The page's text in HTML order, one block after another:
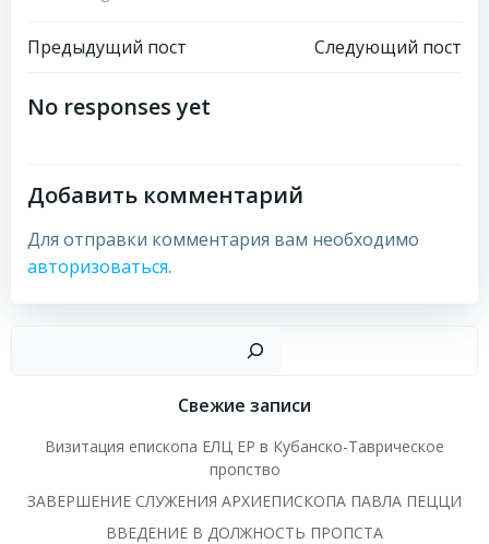
Навигация
по
Предыдущий пост
Навигация
Следующий пост
No responses yet
Добавить комментарий
Для отправки комментария вам необходимо
авторизоваться.
Свежие записи
Визитация епископа ЕЛЦ ЕР в Кубанско-Таврическое
пропство
ЗАВЕРШЕНИЕ СЛУЖЕНИЯ АРХИЕПИСКОПА ПАВЛА ПЕЦЦИ
ВВЕДЕНИЕ В ДОЛЖНОСТЬ ПРОПСТА